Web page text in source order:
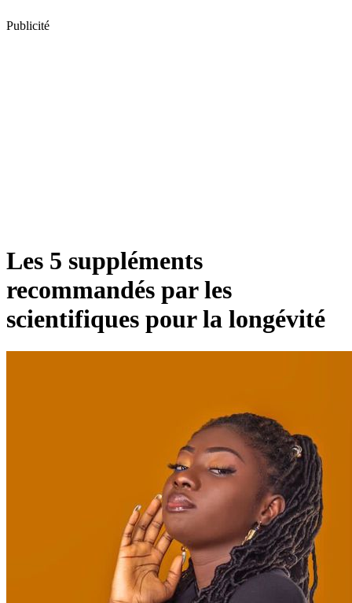
Publicité
Les 5 suppléments
recommandés par les
scientifiques pour la longévité